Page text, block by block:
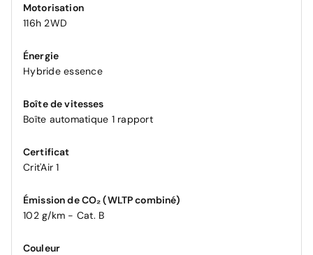
Motorisation
116h 2WD
Énergie
Hybride essence
Boîte de vitesses
Boîte automatique 1 rapport
Certificat
Crit'Air 1
Émission de CO₂ (WLTP combiné)
102 g/km - Cat. B
Couleur